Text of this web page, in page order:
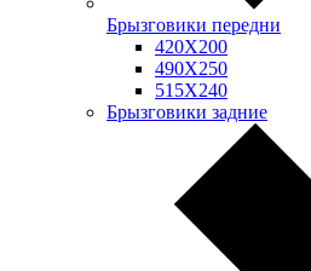
Брызговики передни
420Х200
490Х250
515Х240
Брызговики задние